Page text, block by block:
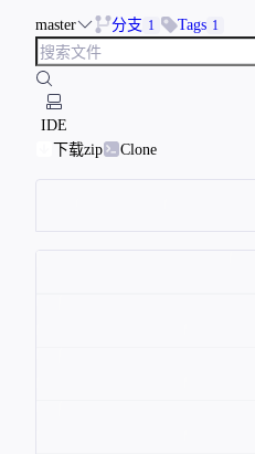
master 分支 1 Tags 1
IDE
下载zip
Clone